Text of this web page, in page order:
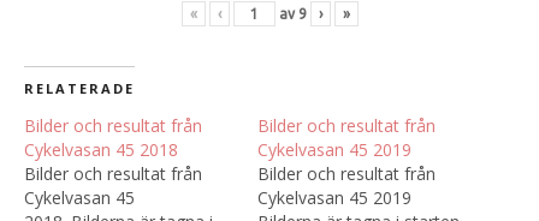
« ‹ av 9 › »
RELATERADE
Bilder och resultat från
Cykelvasan 45 2018
Bilder och resultat från
Cykelvasan 45
Bilder och resultat från
Cykelvasan 45 2019
Bilder och resultat från
Cykelvasan 45 2019